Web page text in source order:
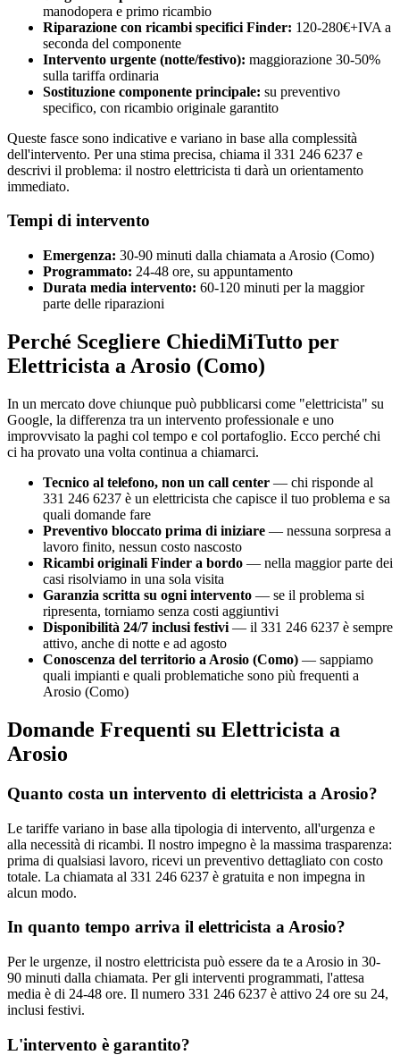
manodopera e primo ricambio
Riparazione con ricambi specifici Finder: 120-280€+IVA a
seconda del componente
Intervento urgente (notte/festivo): maggiorazione 30-50%
sulla tariffa ordinaria
Sostituzione componente principale: su preventivo
specifico, con ricambio originale garantito
Queste fasce sono indicative e variano in base alla complessità
dell'intervento. Per una stima precisa, chiama il 331 246 6237 e
descrivi il problema: il nostro elettricista ti darà un orientamento
immediato.
Tempi di intervento
Emergenza: 30-90 minuti dalla chiamata a Arosio (Como)
Programmato: 24-48 ore, su appuntamento
Durata media intervento: 60-120 minuti per la maggior
parte delle riparazioni
Perché Scegliere ChiediMiTutto per
Elettricista a Arosio (Como)
In un mercato dove chiunque può pubblicarsi come "elettricista" su
Google, la differenza tra un intervento professionale e uno
improvvisato la paghi col tempo e col portafoglio. Ecco perché chi
ci ha provato una volta continua a chiamarci.
Tecnico al telefono, non un call center — chi risponde al
331 246 6237 è un elettricista che capisce il tuo problema e sa
quali domande fare
Preventivo bloccato prima di iniziare — nessuna sorpresa a
lavoro finito, nessun costo nascosto
Ricambi originali Finder a bordo — nella maggior parte dei
casi risolviamo in una sola visita
Garanzia scritta su ogni intervento — se il problema si
ripresenta, torniamo senza costi aggiuntivi
Disponibilità 24/7 inclusi festivi — il 331 246 6237 è sempre
attivo, anche di notte e ad agosto
Conoscenza del territorio a Arosio (Como) — sappiamo
quali impianti e quali problematiche sono più frequenti a
Arosio (Como)
Domande Frequenti su Elettricista a
Arosio
Quanto costa un intervento di elettricista a Arosio?
Le tariffe variano in base alla tipologia di intervento, all'urgenza e
alla necessità di ricambi. Il nostro impegno è la massima trasparenza:
prima di qualsiasi lavoro, ricevi un preventivo dettagliato con costo
totale. La chiamata al 331 246 6237 è gratuita e non impegna in
alcun modo.
In quanto tempo arriva il elettricista a Arosio?
Per le urgenze, il nostro elettricista può essere da te a Arosio in 30-
90 minuti dalla chiamata. Per gli interventi programmati, l'attesa
media è di 24-48 ore. Il numero 331 246 6237 è attivo 24 ore su 24,
inclusi festivi.
L'intervento è garantito?